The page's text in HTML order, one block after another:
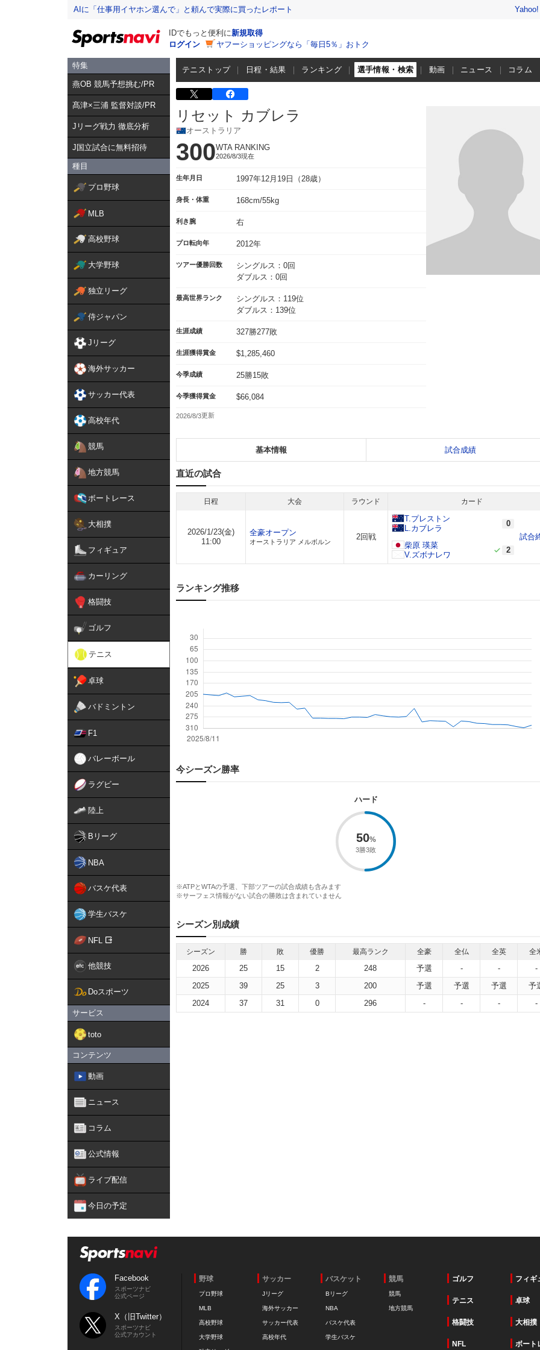
AIに「仕事用イヤホン選んで」と頼んで実際に買ったレポート
IDでもっと便利に新規取得
ログイン
ヤフーショッピングなら「毎日5％」おトク
特集
燕OB 競馬予想挑む/PR
髙津×三浦 監督対談/PR
Jリーグ戦力 徹底分析
J国立試合に無料招待
種目
プロ野球
MLB
高校野球
大学野球
独立リーグ
侍ジャパン
Jリーグ
海外サッカー
サッカー代表
高校年代
競馬
地方競馬
ボートレース
大相撲
フィギュア
カーリング
格闘技
ゴルフ
テニス
卓球
バドミントン
F1
バレーボール
ラグビー
陸上
Bリーグ
NBA
バスケ代表
学生バスケ
NFL
他競技
Doスポーツ
サービス
toto
コンテンツ
動画
ニュース
コラム
公式情報
ライブ配信
今日の予定
テニストップ 日程・結果 ランキング 選手情報・検索 動画 ニュース コラム
リセット カブレラ
オーストラリア
300WTA RANKING
2026/8/3現在
生年月日 1997年12月19日（28歳）
身長・体重 168cm/55kg
利き腕 右
プロ転向年 2012年
ツアー優勝回数
シングルス：0回
ダブルス：0回
最高世界ランク
シングルス：119位
ダブルス：139位
生涯成績 327勝277敗
生涯獲得賞金 $1,285,460
今季成績 25勝15敗
今季獲得賞金 $66,084
2026/8/3
基本情報 試合成績
直近の試合
日程 大会 ラウンド カード
2026/1/23(金)
11:00
全豪オープン
オーストラリア メルボルン
2回戦
T.プレストン
L.カブレラ
0
柴原 瑛菜
V.ズボナレワ
2
試合
ランキング推移
今シーズン勝率
ハード
50
3勝3敗
※ATPとWTAの予選、下部ツアーの試合成績も含みます
※サーフェス情報がない試合の勝敗は含まれていません
シーズン別成績
シーズン 勝 敗 優勝 最高ランク 全豪 全仏 全英 全
2026 25 15 2 248 予選 - -
-
2025
39 25 3 200 予選 予選 予選
予
2024
37 31 0 296 - - - -
Facebook
スポーツナビ
公式ページ
X（旧Twitter）
スポーツナビ
公式アカウント
野球
プロ野球
MLB
高校野球
大学野球
サッカー
Jリーグ
海外サッカー
サッカー代表
高校年代
バスケット
Bリーグ
NBA
バスケ代表
学生バスケ
競馬
競馬
地方競馬
ゴルフ フィギ
テニス 卓球
格闘技 大相撲
NFL ボート